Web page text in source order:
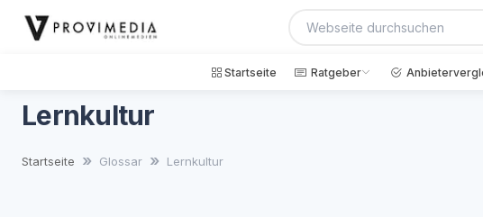
Startseite Ratgeber
Lernkultur
Startseite Glossar Lernkultur